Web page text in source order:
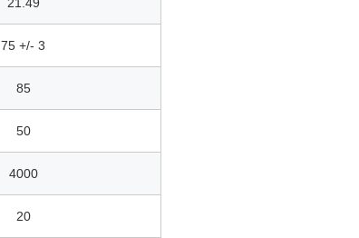
75 +/- 3
85
50
4000
20